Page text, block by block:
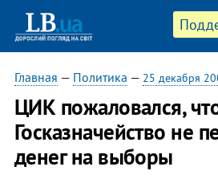
Главная — Политика — 25 декабря
ЦИК пожаловался,
Госказначейство не
денег на выборы